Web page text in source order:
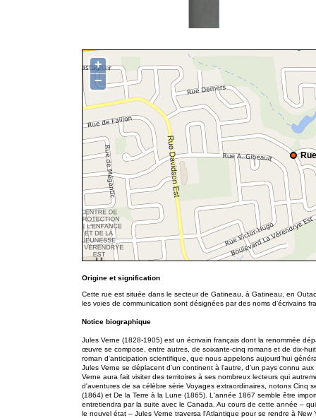
+
−
Origine et signification
Cette rue est située dans le secteur de Gatineau, à Gatineau, en
les voies de communication sont désignées par des noms d’écrivains
Notice biographique
Jules Verne (1828-1905) est un écrivain français dont la renommée
œuvre se compose, entre autres, de soixante-cinq romans et de dix-
roman d'anticipation scientifique, que nous appelons aujourd'hui
Jules Verne se déplacent d'un continent à l'autre, d'un pays connu
Verne aura fait visiter des territoires à ses nombreux lecteurs qui
d'aventures de sa célèbre série Voyages extraordinaires, notons Cinq
(1864) et De la Terre à la Lune (1865). L'année 1867 semble être
entretiendra par la suite avec le Canada. Au cours de cette année –
le nouvel état – Jules Verne traversa l'Atlantique pour se rendre à